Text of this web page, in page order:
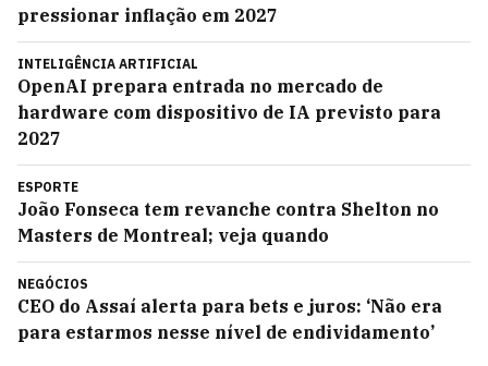
pressionar inflação em 2027
INTELIGÊNCIA ARTIFICIAL
OpenAI prepara entrada no mercado de
hardware com dispositivo de IA previsto para
2027
ESPORTE
João Fonseca tem revanche contra Shelton no
Masters de Montreal; veja quando
NEGÓCIOS
CEO do Assaí alerta para bets e juros: ‘Não era
para estarmos nesse nível de endividamento’